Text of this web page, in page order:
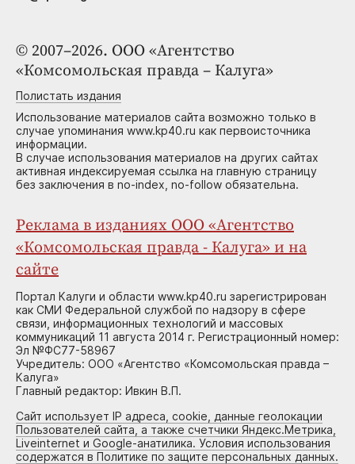
© 2007–2026. ООО «Агентство
«Комсомольская правда – Калуга»
Полистать издания
Использование материалов сайта возможно только в
случае упоминания www.kp40.ru как первоисточника
информации.
В случае использования материалов на других сайтах
активная индексируемая ссылка на главную страницу
без заключения в no-index, no-follow обязательна.
Реклама в изданиях ООО «Агентство
«Комсомольская правда - Калуга» и на
сайте
Портал Калуги и области www.kp40.ru зарегистрирован
как СМИ Федеральной службой по надзору в сфере
связи, информационных технологий и массовых
коммуникаций 11 августа 2014 г. Регистрационный номер:
Эл №ФС77-58967
Учредитель: ООО «Агентство «Комсомольская правда –
Калуга»
Главный редактор: Ивкин В.П.
Сайт использует IP адреса, cookie, данные геолокации
Пользователей сайта, а также счетчики Яндекс.Метрика,
Liveinternet и Google-анатилика. Условия использования
содержатся в Политике по защите персональных данных.